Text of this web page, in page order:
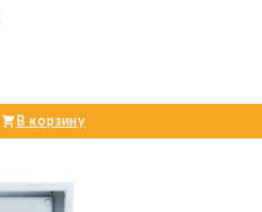
В корзину